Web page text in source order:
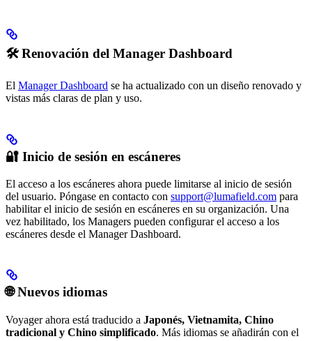
🛠️ Renovación del Manager Dashboard
El Manager Dashboard se ha actualizado con un diseño renovado y
vistas más claras de plan y uso.
🔐 Inicio de sesión en escáneres
El acceso a los escáneres ahora puede limitarse al inicio de sesión
del usuario. Póngase en contacto con support@lumafield.com para
habilitar el inicio de sesión en escáneres en su organización. Una
vez habilitado, los Managers pueden configurar el acceso a los
escáneres desde el Manager Dashboard.
🌐 Nuevos idiomas
Voyager ahora está traducido a Japonés, Vietnamita, Chino
tradicional y Chino simplificado. Más idiomas se añadirán con el